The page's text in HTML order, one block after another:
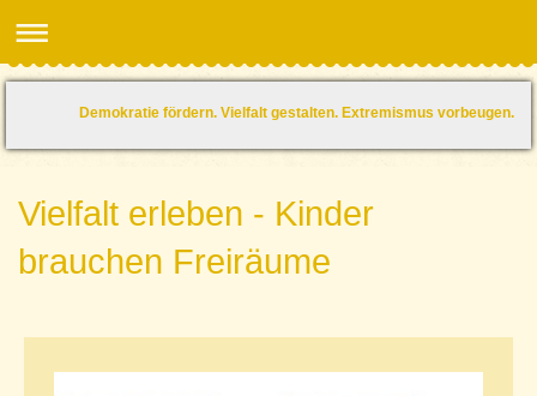
Demokratie fördern. Vielfalt gestalten. Extremismus vorbeugen.
Vielfalt erleben - Kinder
brauchen Freiräume